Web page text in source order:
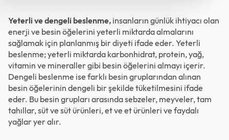
Yeterli ve dengeli beslenme, insanların günlük ihtiyacı olan
enerji ve besin öğelerini yeterli miktarda almalarını
sağlamak için planlanmış bir diyeti ifade eder. Yeterli
beslenme; yeterli miktarda karbonhidrat, protein, yağ,
vitamin ve mineraller gibi besin öğelerini almayı içerir.
Dengeli beslenme ise farklı besin gruplarından alınan
besin öğelerinin dengeli bir şekilde tüketilmesini ifade
eder. Bu besin grupları arasında sebzeler, meyveler, tam
tahıllar, süt ve süt ürünleri, et ve et ürünleri ve faydalı
yağlar yer alır.